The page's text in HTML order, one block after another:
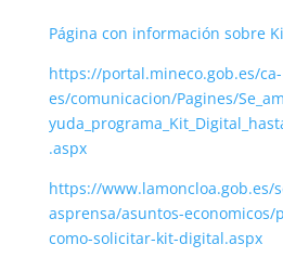
Página con información sobre
https://portal.mineco.gob.es/ca-
es/comunicacion/Pagines/
.aspx
https://www.lamoncloa.gob.es/
asprensa/asuntos-economicos/
como-solicitar-kit-digital.aspx